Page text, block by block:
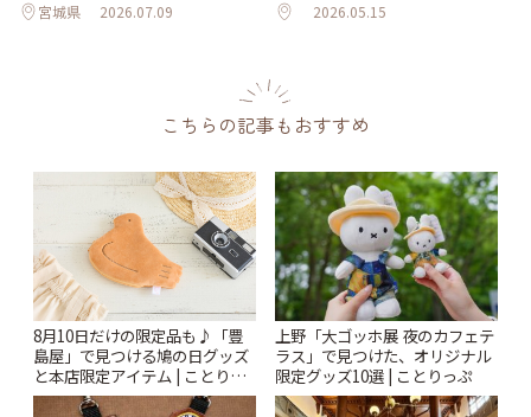
宮城県 2026.07.09 2026.05.15
こちらの記事もおすすめ
8月10日だけの限定品も♪「豊
島屋」で見つける鳩の日グッズ
と本店限定アイテム | ことりっ
ぷ
上野「大ゴッホ展 夜のカフェテ
ラス」で見つけた、オリジナル
限定グッズ10選 | ことりっぷ